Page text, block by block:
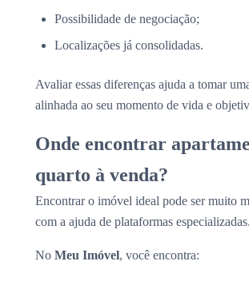
Possibilidade de negociação;
Localizações já consolidadas.
Avaliar essas diferenças ajuda a tomar
alinhada ao seu momento de vida e
Onde encontrar
quarto à venda?
Encontrar o imóvel ideal pode ser muito
com a ajuda de plataformas especializadas.
No Meu Imóvel, você encontra: